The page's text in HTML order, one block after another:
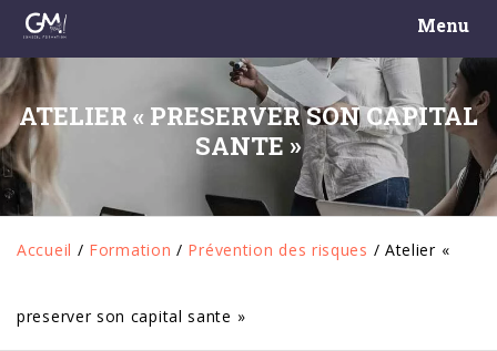
Menu
ATELIER « PRESERVER SON CAPITAL
SANTE »
Accueil / Formation / Prévention des risques / Atelier «
preserver son capital sante »